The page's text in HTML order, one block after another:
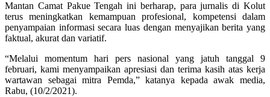
Mantan Camat Pakue Tengah ini berharap, para jurnalis di Kolut
terus meningkatkan kemampuan profesional, kompetensi dalam
penyampaian informasi secara luas dengan menyajikan berita yang
faktual, akurat dan variatif.
“Melalui momentum hari pers nasional yang jatuh tanggal 9
februari, kami menyampaikan apresiasi dan terima kasih atas kerja
wartawan sebagai mitra Pemda,” katanya kepada awak media,
Rabu, (10/2/2021).